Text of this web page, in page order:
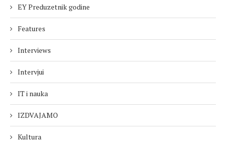
EY Preduzetnik godine
Features
Interviews
Intervjui
IT i nauka
IZDVAJAMO
Kultura